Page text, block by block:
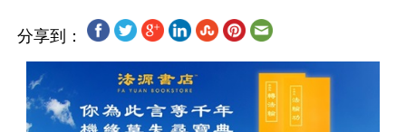
分享到：